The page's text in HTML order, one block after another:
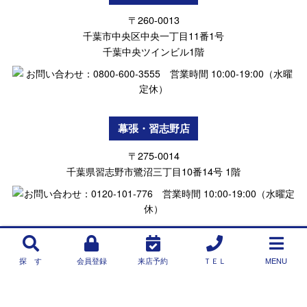
探 す 会員登録 来店予約 ＴＥＬ MENU
〒260-0013
千葉市中央区中央一丁目11番1号
千葉中央ツインビル1階
幕張・習志野店
〒275-0014
千葉県習志野市鷺沼三丁目10番14号 1階